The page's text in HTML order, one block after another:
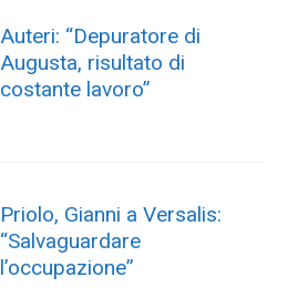
Auteri: “Depuratore di
Augusta, risultato di
costante lavoro”
Priolo, Gianni a Versalis:
“Salvaguardare
l’occupazione”